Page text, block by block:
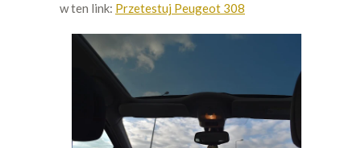
w ten link: Przetestuj Peugeot 308